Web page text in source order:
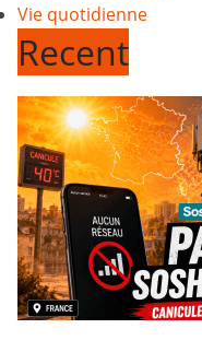
Vie quotidienne
Recent